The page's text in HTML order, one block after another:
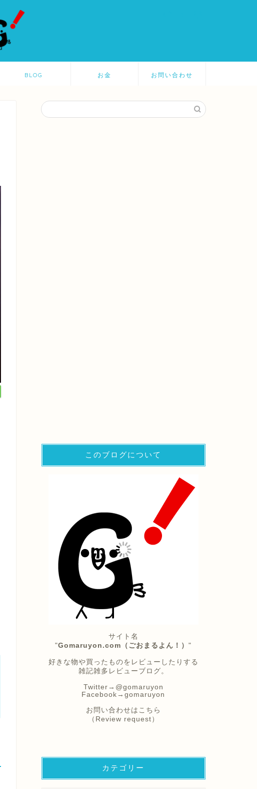
BLOG お金 お問い合わせ
このブログについて
サイト名
"Gomaruyon.com（ごおまるよん！）"
好きな物や買ったものをレビューしたりする
雑記雑多レビューブログ。
Twitter→ @gomaruyon
Facebook→gomaruyon
お問い合わせはこちら
（Review request）
カテゴリー